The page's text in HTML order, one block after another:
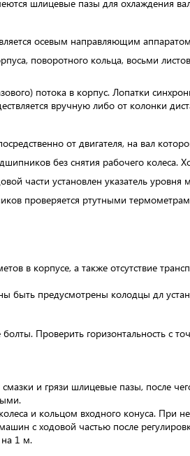
шлицевые пазы для охлаждения
осевым направляющим
поворотного кольца, восьми
потока в корпус. Лопатки
вручную либо от колонки
от двигателя, на вал
без снятия рабочего колеса.
части установлен указатель уровня
проверяется ртутными
в корпусе, а также отсутствие
быть предусмотрены колодцы дл
Проверить горизонтальность с
и грязи шлицевые пазы, после
и кольцом входного конуса. При
с ходовой частью после
1 м.